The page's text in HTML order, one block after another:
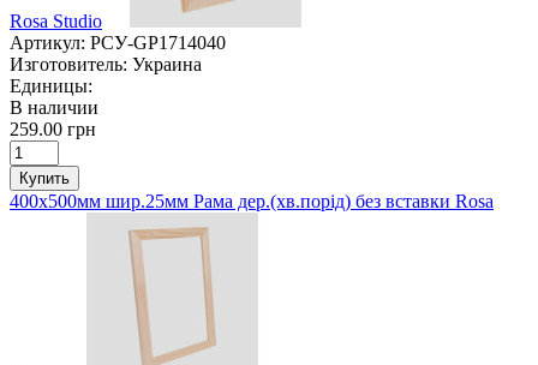
Rosa Studio
Артикул: РСУ-GP1714040
Изготовитель: Украина
Единицы:
В наличии
259.00 грн
Купить
400х500мм шир.25мм Рама дер.(хв.порід) без вставки Rosa